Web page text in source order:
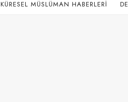
KÜRESEL MÜSLÜMAN HABERLERI